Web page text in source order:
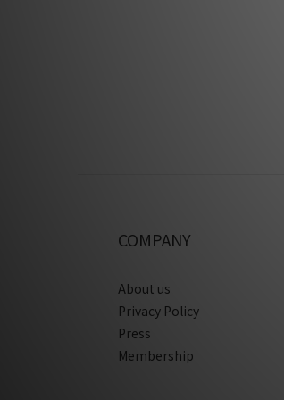
COMPANY
About us
Privacy Policy
Press
Membership